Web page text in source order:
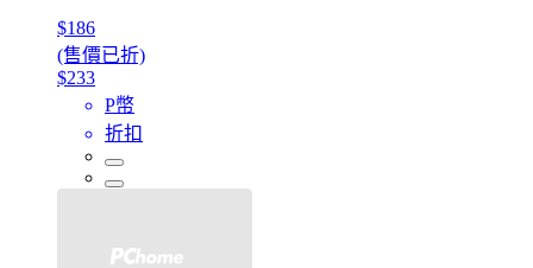
$186
(售價已折)
$233
P幣
折扣